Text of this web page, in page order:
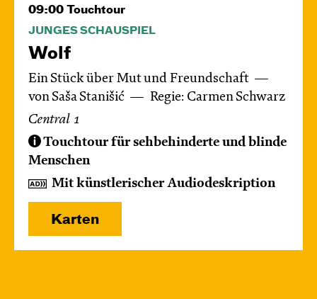
09:00 Touchtour
JUNGES SCHAUSPIEL
Wolf
Ein Stück über Mut und Freundschaft
von Saša Stanišić
Regie: Carmen Schwarz
Central 1
Touchtour für sehbehinderte und blinde
Menschen
Mit künstlerischer Audiodeskription
Karten